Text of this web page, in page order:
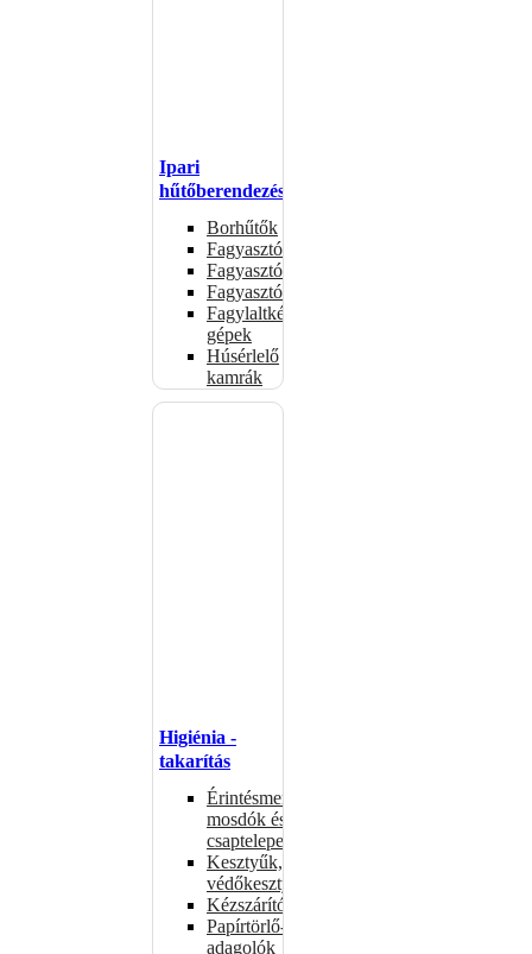
Ipari
hűtőberendezések
Borhűtők
Fagyasztóasztalok
Fagyasztóládák
Fagyasztószekrények
Fagylaltkészítő
gépek
Húsérlelő
kamrák
Higiénia -
takarítás
Érintésmentes
mosdók és
csaptelepek
Kesztyűk,
védőkesztyűk
Kézszárítók
Papírtörlő-
adagolók